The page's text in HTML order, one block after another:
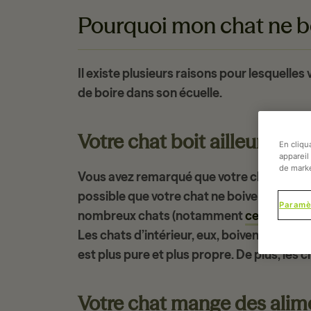
Pourquoi mon chat ne
Il existe plusieurs raisons pour lesquelles
de boiredans son écuelle.
Votre chat boit ailleurs
Vous avez remarqué que votre chat ne
possible que votre chat ne boive pas
nombreux chats (notammentceux qui
Les chats d’intérieur, eux, boivent souvent
est plus pure et plus propre. De plus, les
Votre chat mange des
En
de